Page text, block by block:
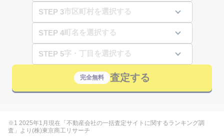
STEP 3
STEP 4
STEP 5
完全無料 査定する
※1 2025年1月現在「不動産会社の一括査定サイトに関するランキング調
査」より(株)東京商工リサーチ